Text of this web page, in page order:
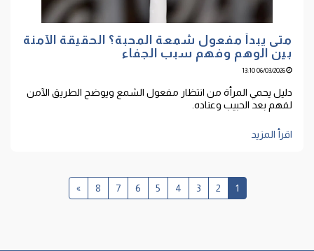
متى يبدأ مفعول شمعة المحبة؟ الحقيقة الآمنة
بين الوهم وفهم سبب الجفاء
06/03/2026 13:10
دليل يحمي المرأة من انتظار مفعول الشمع ويوضح الطريق الآمن
لفهم بعد الحبيب وعناده.
اقرأ المزيد
1
2
3
4
5
6
7
8
»